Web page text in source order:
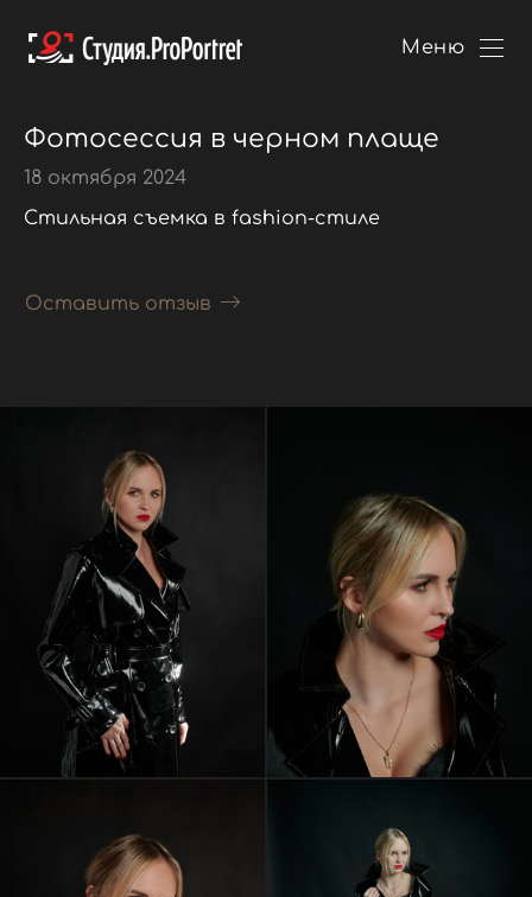
Меню
Фотосессия в черном плаще
18 октября 2024
Стильная съемка в fashion-стиле
Оставить отзыв